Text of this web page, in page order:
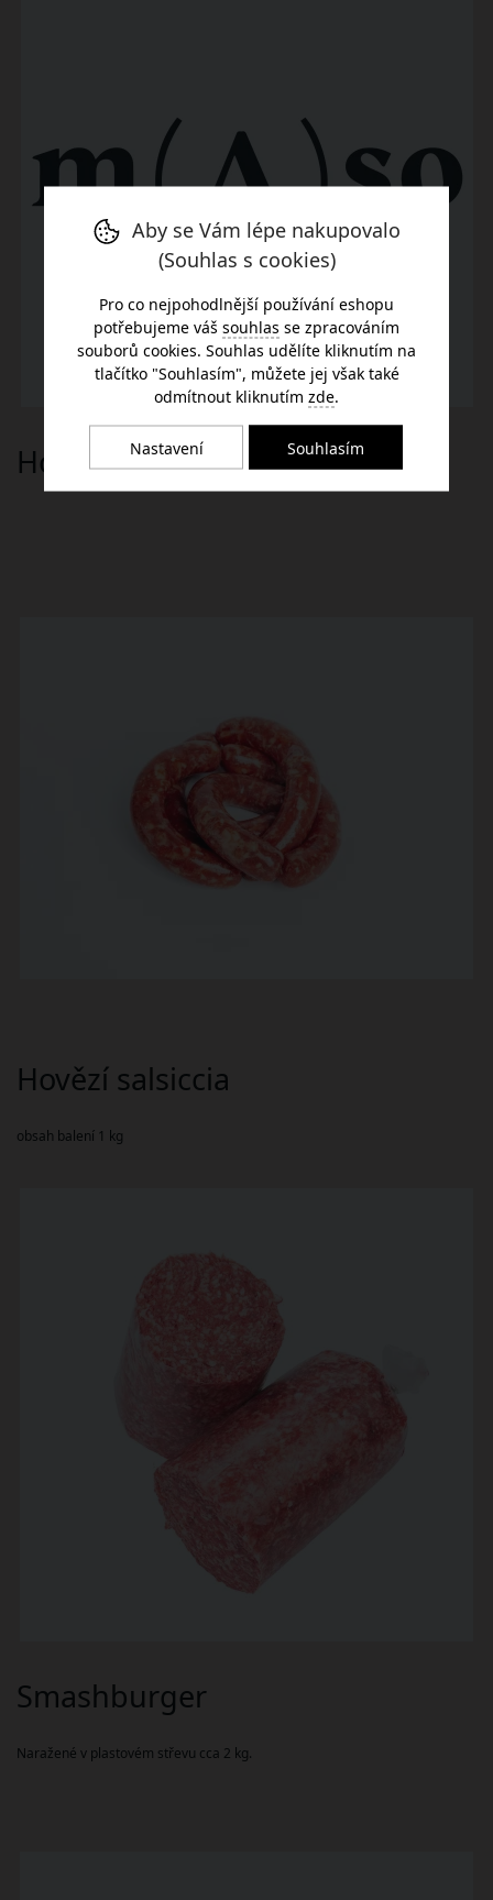
Hovězí mleté maso
obsah balení 1 kg
Hovězí salsiccia
Naražené v plastovém střevu cca 2 kg.
Smashburger
Aby se Vám lépe nakupovalo
(Souhlas s cookies)
Pro co nejpohodlnější používání eshopu
potřebujeme váš souhlas se zpracováním
souborů cookies. Souhlas udělíte kliknutím na
tlačítko "Souhlasím", můžete jej však také
odmítnout kliknutím zde.
Nastavení Souhlasím